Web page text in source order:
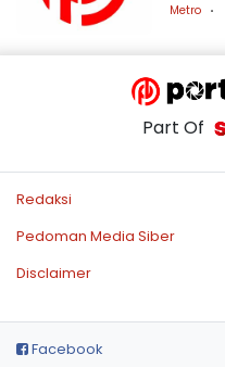
Metro
Part Of
Redaksi
Pedoman Media Siber
Disclaimer
Facebook